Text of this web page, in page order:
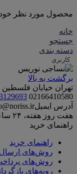
محصول مورد نظر خود
خانه
جستجو
دسته بندی
کاربری
برگشت به بالا
تهران خیابان فلسطین
02166410580
آدرس ایمیل
هفت روز هفته، ۲۴ ساعت شبانه‌روز درخواست خود را ثبت نمایید.
راهنمای خرید
راهنمای خرید
روش‌های ارسال
روش‌های
رویه‌های